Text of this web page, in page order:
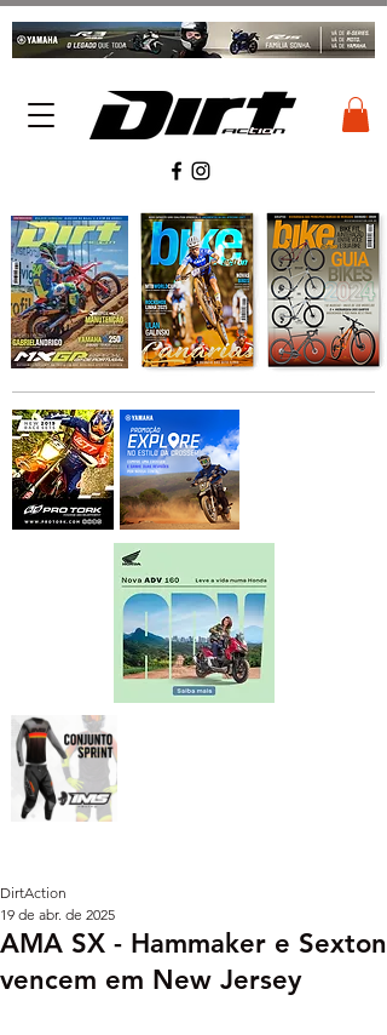
AMA SX - Hammaker e Sexton
vencem em New Jersey
DirtAction
19 de abr. de 2025